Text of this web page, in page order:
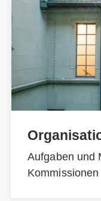
Aufgaben und
Kommissionen